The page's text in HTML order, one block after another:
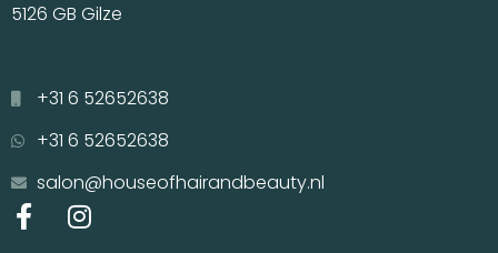
5126 GB Gilze
+31 6 52652638
+31 6 52652638
salon@houseofhairandbeauty.nl